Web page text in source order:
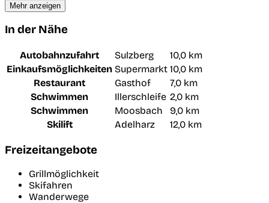
Mehr anzeigen
In der Nähe
Autobahnzufahrt Sulzberg
10,0 km
Einkaufsmöglichkeiten Supermarkt 10,0 km
Restaurant
Gasthof
7,0 km
Schwimmen
Illerschleife 2,0 km
Schwimmen
Moosbach
9,0 km
Skilift
Adelharz 12,0 km
Freizeitangebote
Grillmöglichkeit
Skifahren
Wanderwege